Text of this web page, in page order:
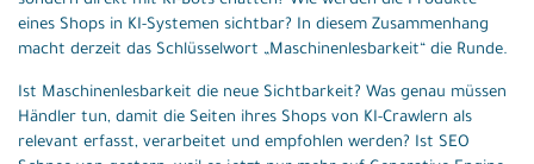
eines Shops in KI-Systemen sichtbar? In diesem Zusammenhang
macht derzeit das Schlüsselwort „Maschinenlesbarkeit“ die Runde.
Ist Maschinenlesbarkeit die neue Sichtbarkeit? Was genau müssen
Händler tun, damit die Seiten ihres Shops von KI-Crawlern als
relevant erfasst, verarbeitet und empfohlen werden? Ist SEO